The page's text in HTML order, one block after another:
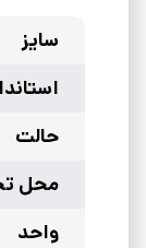
سایز
حالت
محل
واحد